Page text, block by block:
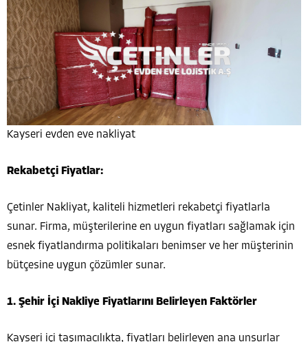
Kayseri evden eve nakliyat
Rekabetçi Fiyatlar:
Çetinler Nakliyat, kaliteli hizmetleri rekabetçi fiyatlarla
sunar. Firma, müşterilerine en uygun fiyatları sağlamak için
esnek fiyatlandırma politikaları benimser ve her müşterinin
bütçesine uygun çözümler sunar.
1. Şehir İçi Nakliye Fiyatlarını Belirleyen Faktörler
Kayseri içi taşımacılıkta, fiyatları belirleyen ana unsurlar